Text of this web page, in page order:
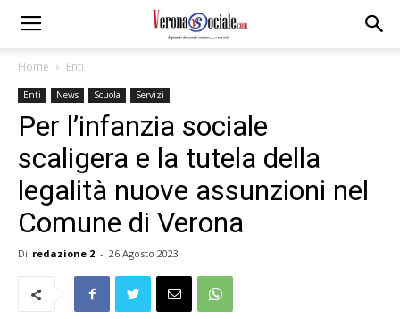
Home Enti
Enti News Scuola Servizi
Per l’infanzia sociale
scaligera e la tutela della
legalità nuove assunzioni nel
Comune di Verona
Di redazione 2 - 26 Agosto 2023